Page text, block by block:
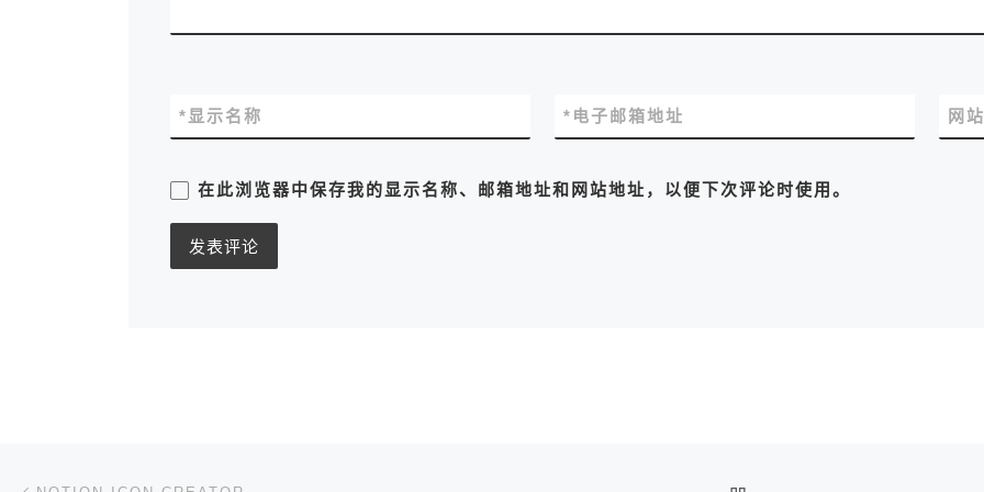
显示名称
* 电子邮箱地址
* 网
在此浏览器中保存我的显示名称、邮箱地址和网站地址，以便下次评论时使用。
文章导航